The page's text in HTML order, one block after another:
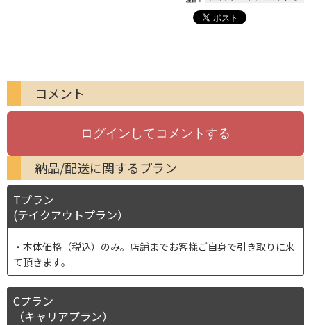
コメント
納品/配送に関するプラン
Tプラン
(テイクアウトプラン）
本体価格（税込）のみ。店舗までお客様ご自身で引き取りに来
て頂きます。
Cプラン
（キャリアプラン）